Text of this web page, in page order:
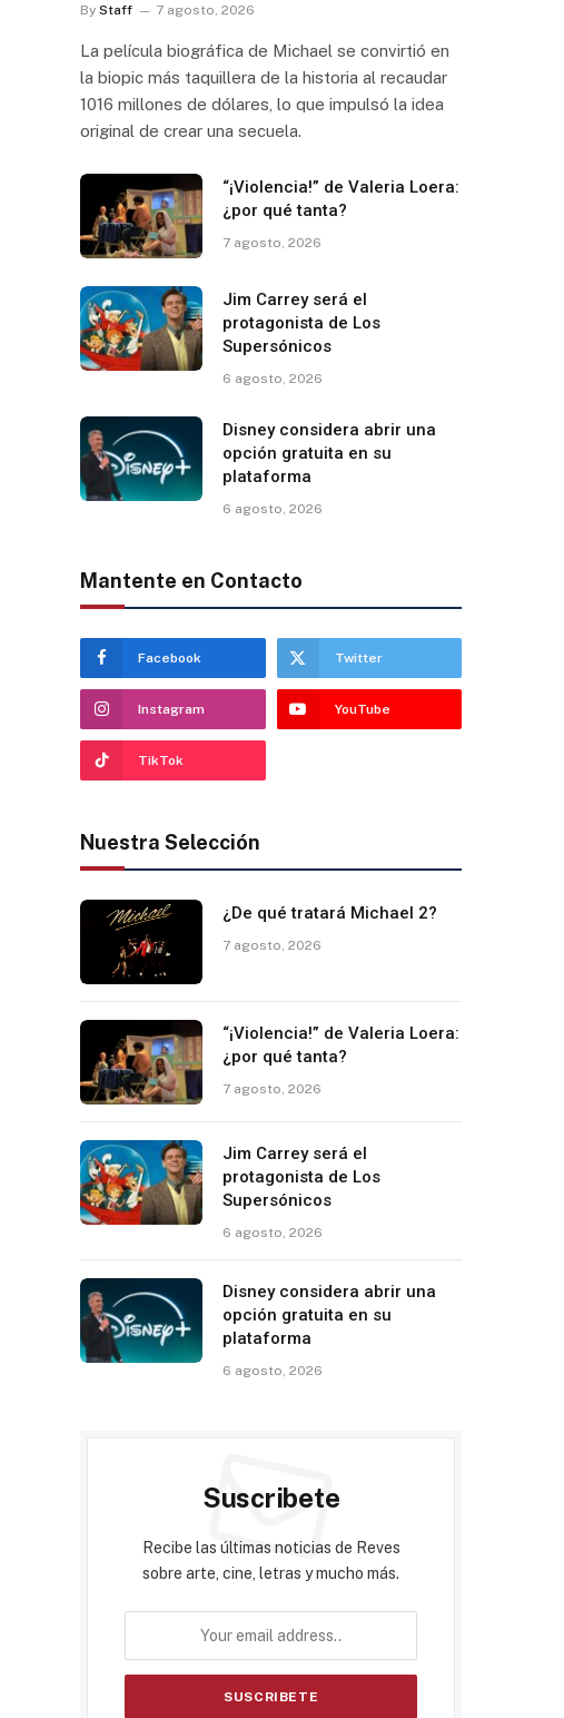
By Staff 7 agosto, 2026
La película biográfica de Michael se convirtió en
la biopic más taquillera de la historia al recaudar
1016 millones de dólares, lo que impulsó la idea
original de crear una secuela.
“¡Violencia!” de Valeria Loera:
¿por qué tanta?
7 agosto, 2026
Jim Carrey será el
protagonista de Los
Supersónicos
6 agosto, 2026
Disney considera abrir una
opción gratuita en su
plataforma
6 agosto, 2026
Mantente en Contacto
Facebook Twitter
Instagram YouTube
TikTok
Nuestra Selección
¿De qué tratará Michael 2?
7 agosto, 2026
“¡Violencia!” de Valeria Loera:
¿por qué tanta?
7 agosto, 2026
Jim Carrey será el
protagonista de Los
Supersónicos
6 agosto, 2026
Disney considera abrir una
opción gratuita en su
plataforma
6 agosto, 2026
Suscribete
Recibe las últimas noticias de Reves
sobre arte, cine, letras y mucho más.